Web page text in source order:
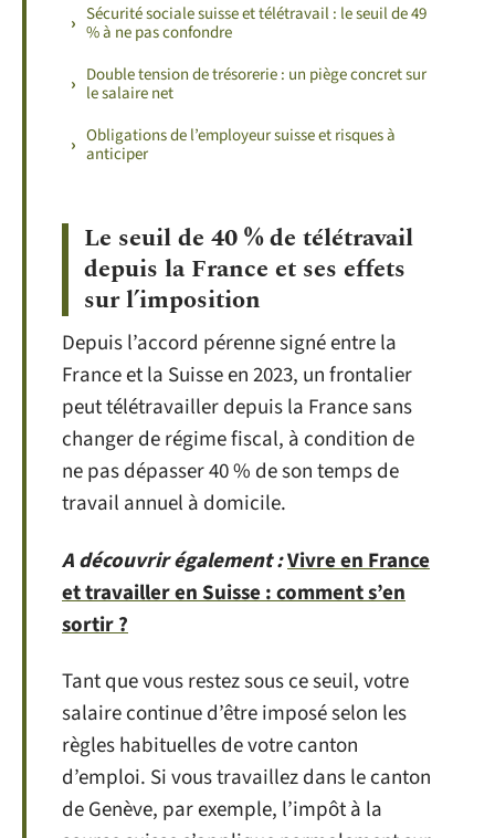
Sécurité sociale suisse et télétravail : le seuil de 49
% à ne pas confondre
Double tension de trésorerie : un piège concret sur
le salaire net
Obligations de l’employeur suisse et risques à
anticiper
Le seuil de 40 % de télétravail
depuis la France et ses effets
sur l’imposition
Depuis l’accord pérenne signé entre la
France et la Suisse en 2023, un frontalier
peut télétravailler depuis la France sans
changer de régime fiscal, à condition de
ne pas dépasser 40 % de son temps de
travail annuel à domicile.
A découvrir également :Vivre en France
et travailler en Suisse : comment s’en
sortir ?
Tant que vous restez sous ce seuil, votre
salaire continue d’être imposé selon les
règles habituelles de votre canton
d’emploi. Si vous travaillez dans le canton
de Genève, par exemple, l’impôt à la